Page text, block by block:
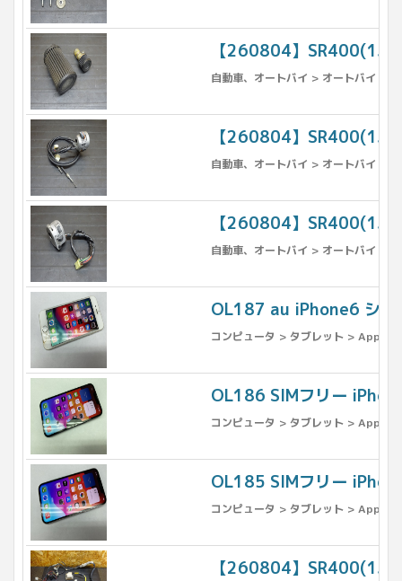
【260804】
自動車、オートバイ > オートバイ >
【260804】
自動車、オートバイ > オートバイ >
【260804】
自動車、オートバイ > オートバイ >
OL187 au iPhone6 シル
コンピュータ > タブレット > Apple
OL186 SIMフリー
コンピュータ > タブレット > Apple
OL185 SIMフリー
コンピュータ > タブレット > Apple
【260804】